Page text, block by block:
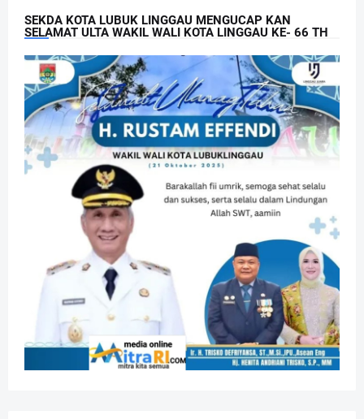
SEKDA KOTA LUBUK LINGGAU MENGUCAP KAN
SELAMAT ULTA WAKIL WALI KOTA LINGGAU KE- 66 TH